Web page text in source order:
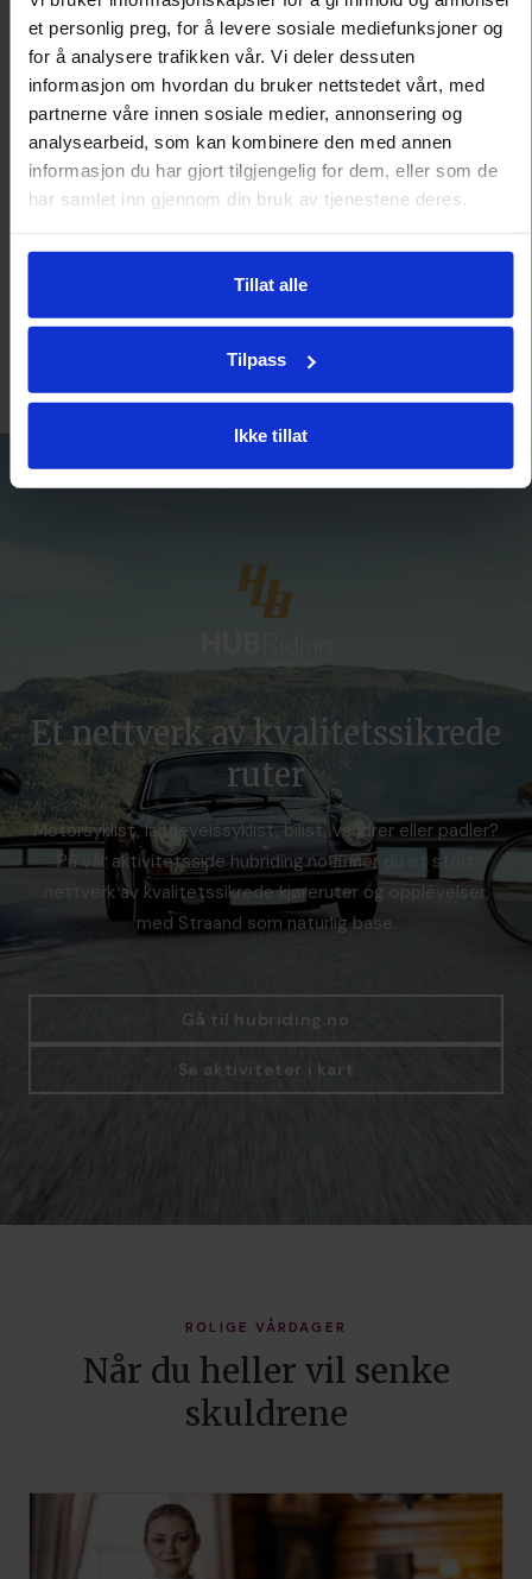
et personlig preg, for å levere sosiale mediefunksjoner og
for å analysere trafikken vår. Vi deler dessuten
informasjon om hvordan du bruker nettstedet vårt, med
partnerne våre innen sosiale medier, annonsering og
analysearbeid, som kan kombinere den med annen
informasjon du har gjort tilgjengelig for dem, eller som de
har samlet inn gjennom din bruk av tjenestene deres.
Tillat alle
Tilpass
Ikke tillat
Mai/juni
SYKKELHELG
Straand Watt-treffet
En sykkelhelg utenom det vanlige. Sykkelglede for
hvermannsen, med utstillere, prøvesykling og
Et nettverk av kvalitetssikrede
ruter
Motorsyklist, landeveissyklist, bilist, vandrer eller padler?
På vår aktivitetsside hubriding.no finner du et stort
nettverk av kvalitetssikrede kjøreruter og opplevelser,
med Straand som naturlig base.
Gå til hubriding.no
Se aktiviteter i kart
ROLIGE VÅRDAGER
Når du heller vil senke
skuldrene